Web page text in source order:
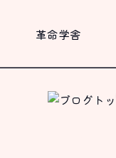
革命学舎